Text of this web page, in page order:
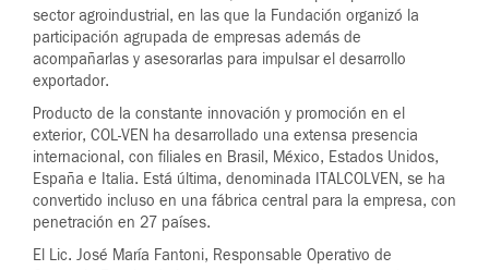
sector agroindustrial, en las que la Fundación organizó la
participación agrupada de empresas además de
acompañarlas y asesorarlas para impulsar el desarrollo
exportador.
Producto de la constante innovación y promoción en el
exterior, COL-VEN ha desarrollado una extensa presencia
internacional, con filiales en Brasil, México, Estados Unidos,
España e Italia. Está última, denominada ITALCOLVEN, se ha
convertido incluso en una fábrica central para la empresa, con
penetración en 27 países.
El Lic. José María Fantoni, Responsable Operativo de